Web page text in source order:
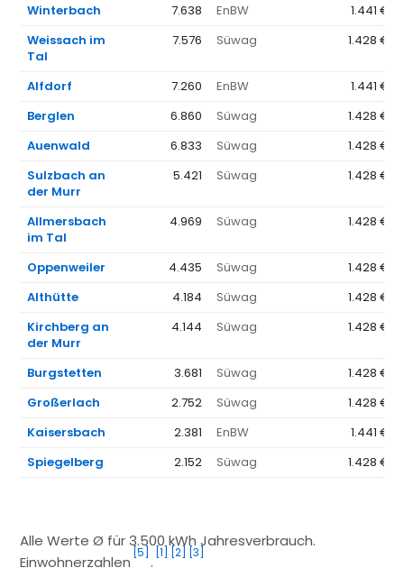
Winterbach
7.638 EnBW
1.441 €
Weissach im
Tal
7.576 Süwag 1.428 €
Alfdorf 7.260 EnBW
1.441 €
Berglen
6.860 Süwag
1.428 €
Auenwald
6.833 Süwag
1.428 €
Sulzbach an
der Murr
5.421 Süwag 1.428 €
Allmersbach
im Tal
4.969 Süwag 1.428 €
Oppenweiler 4.435 Süwag
1.428 €
Althütte
4.184 Süwag
1.428 €
Kirchberg an
der Murr
4.144 Süwag 1.428 €
Burgstetten 3.681 Süwag
1.428 €
Großerlach
2.752 Süwag
1.428 €
Kaisersbach
2.381 EnBW
1.441 €
Spiegelberg
2.152 Süwag 1.428 €
Alle Werte Ø für 3.500 kWh Jahresverbrauch.
Einwohnerzahlen
[5]
.
[1] [2] [3]